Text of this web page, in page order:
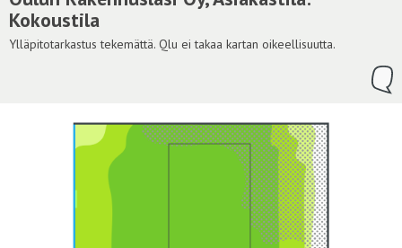
Yhteydenottopyyntö
Kokoustila
Ylläpitotarkastus tekemättä. Qlu ei takaa kartan oikeellisuutta.